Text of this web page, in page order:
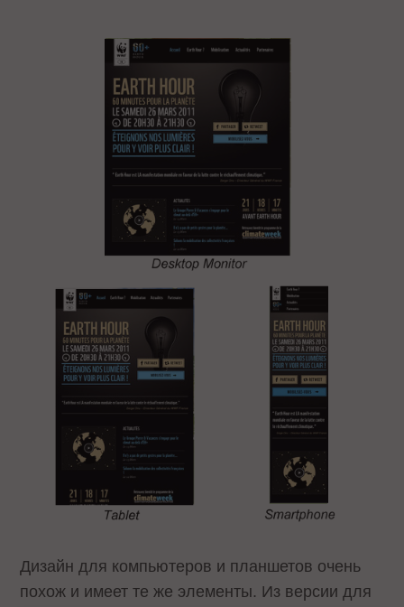
Дизайн для компьютеров и планшетов очень
похож и имеет те же элементы. Из версии для